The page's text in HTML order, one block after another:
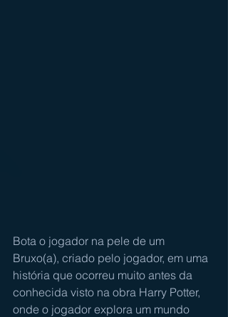
Bota o jogador na pele de um
Bruxo(a), criado pelo jogador, em uma
história que ocorreu muito antes da
conhecida visto na obra Harry Potter,
onde o jogador explora um mundo